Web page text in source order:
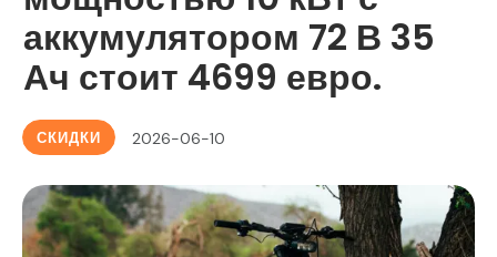
аккумулятором 72 В 35
Ач стоит 4699 евро.
СКИДКИ 2026-06-10